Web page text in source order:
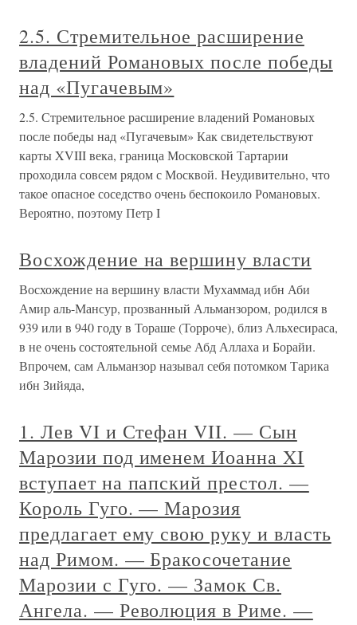
2.5. Стремительное расширение
владений Романовых после победы
над «Пугачевым»
2.5. Стремительное расширение владений Романовых
после победы над «Пугачевым» Как свидетельствуют
карты XVIII века, граница Московской Тартарии
проходила совсем рядом с Москвой. Неудивительно, что
такое опасное соседство очень беспокоило Романовых.
Вероятно, поэтому Петр I
Восхождение на вершину власти
Восхождение на вершину власти Мухаммад ибн Аби
Амир аль-Мансур, прозванный Альманзором, родился в
939 или в 940 году в Тораше (Торроче), близ Альхесираса,
в не очень состоятельной семье Абд Аллаха и Борайи.
Впрочем, сам Альманзор называл себя потомком Тарика
ибн Зийяда,
1. Лев VI и Стефан VII. — Сын
Марозии под именем Иоанна XI
вступает на папский престол. —
Король Гуго. — Марозия
предлагает ему свою руку и власть
над Римом. — Бракосочетание
Марозии с Гуго. — Замок Св.
Ангела. — Революция в Риме. —